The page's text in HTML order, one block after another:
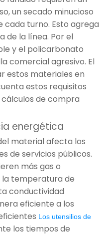
un secado minucioso
cada turno. Esto agrega
de la línea. Por el
y el policarbonato
comercial agresivo. El
estos materiales en
estos requisitos
de compra
energética
material afecta los
de servicios públicos.
más gas o
temperatura de
conductividad
eficiente a los
Los utensilios de
los tiempos de